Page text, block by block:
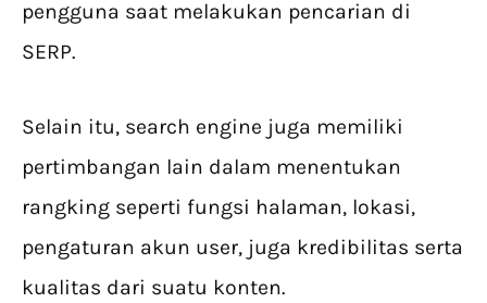
pengguna saat melakukan pencarian di
SERP.
Selain itu, search engine juga memiliki
pertimbangan lain dalam menentukan
rangking seperti fungsi halaman, lokasi,
pengaturan akun user, juga kredibilitas serta
kualitas dari suatu konten.